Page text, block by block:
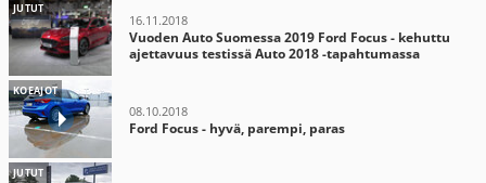
JUTUT
16.11.2018
Vuoden Auto Suomessa 2019 Ford Focus - kehuttu
ajettavuus testissä Auto 2018 -tapahtumassa
KOEAJOT
08.10.2018
Ford Focus - hyvä, parempi, paras
JUTUT